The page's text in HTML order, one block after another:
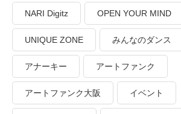
NARI Digitz OPEN YOUR MIND
UNIQUE ZONE みんなのダンス
アナーキー アートファンク
アートファンク大阪 イベント